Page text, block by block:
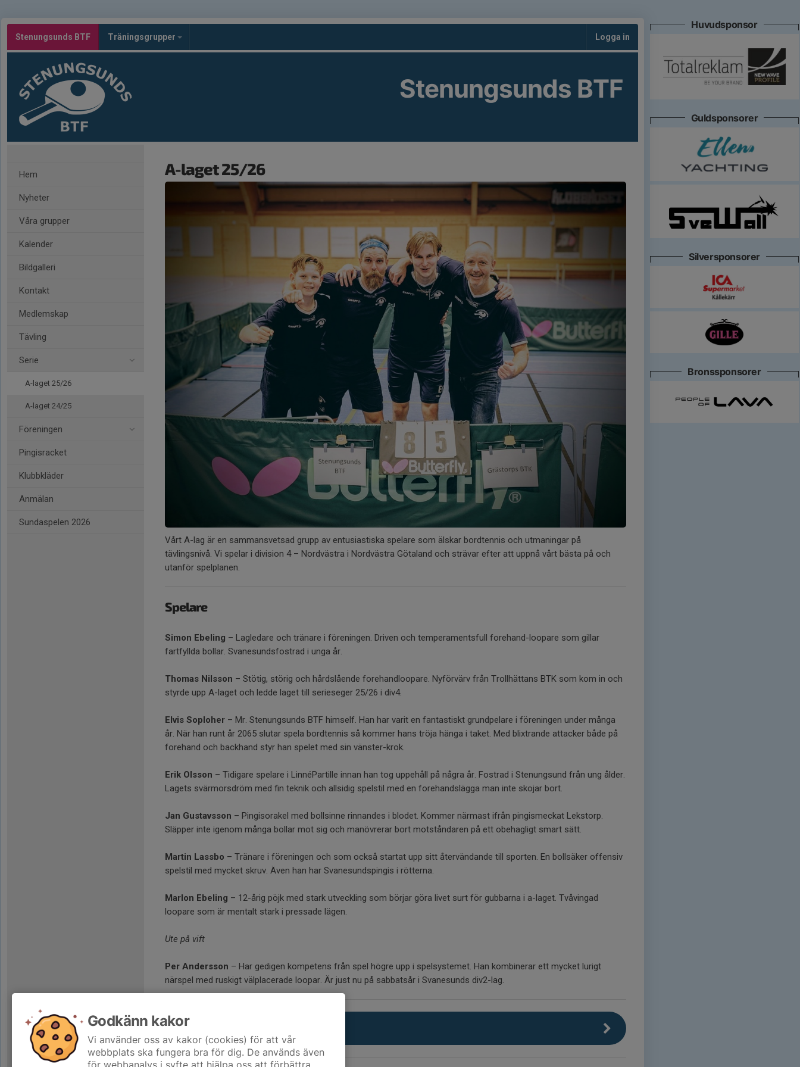
Stenungsunds BTF Träningsgrupper Logga in
Stenungsunds BTF
Hem
Nyheter
Våra grupper
Kalender
Bildgalleri
Kontakt
Medlemskap
Tävling
Serie
A-laget 25/26
A-laget 24/25
Föreningen
Pingisracket
Klubbkläder
Anmälan
Sundaspelen 2026
A-laget 25/26
Vårt A-lag är en sammansvetsad grupp av entusiastiska spelare som älskar bordtennis och utmaningar på
tävlingsnivå. Vi spelar i division 4 – Nordvästra i Nordvästra Götaland och strävar efter att uppnå vårt bästa på och
utanför spelplanen.
Spelare
Simon Ebeling – Lagledare och tränare i föreningen. Driven och temperamentsfull forehand-loopare som gillar
fartfyllda bollar. Svanesundsfostrad i unga år.
Thomas Nilsson – Stötig, störig och hårdslående forehandloopare. Nyförvärv från Trollhättans BTK som kom in och
styrde upp A-laget och ledde laget till serieseger 25/26 i div4.
Elvis Soploher – Mr. Stenungsunds BTF himself. Han har varit en fantastiskt grundpelare i föreningen under många
år. När han runt år 2065 slutar spela bordtennis så kommer hans tröja hänga i taket. Med blixtrande attacker både på
forehand och backhand styr han spelet med sin vänster-krok.
Erik Olsson – Tidigare spelare i LinnéPartille innan han tog uppehåll på några år. Fostrad i Stenungsund från ung ålder.
Lagets svärmorsdröm med fin teknik och allsidig spelstil med en forehandslägga man inte skojar bort.
Jan Gustavsson – Pingisorakel med bollsinne rinnandes i blodet. Kommer närmast ifrån pingismeckat Lekstorp.
Släpper inte igenom många bollar mot sig och manövrerar bort motståndaren på ett obehagligt smart sätt.
Martin Lassbo – Tränare i föreningen och som också startat upp sitt återvändande till sporten. En bollsäker offensiv
spelstil med mycket skruv. Även han har Svanesundspingis i rötterna.
Marlon Ebeling – 12-årig pöjk med stark utveckling som börjar göra livet surt för gubbarna i a-laget. Tvåvingad
loopare som är mentalt stark i pressade lägen.
Ute på vift
Per Andersson – Har gedigen kompetens från spel högre upp i spelsystemet. Han kombinerar ett mycket lurigt
närspel med ruskigt välplacerade loopar. Är just nu på sabbatsår i Svanesunds div2-lag.
Tabellen
Huvudsponsor
Guldsponsorer
Silversponsorer
Bronssponsorer
Godkänn kakor
Vi använder oss av kakor (cookies) för att vår
webbplats ska fungera bra för dig. De används även
för webbanalys i syfte att hjälpa oss att förbättra